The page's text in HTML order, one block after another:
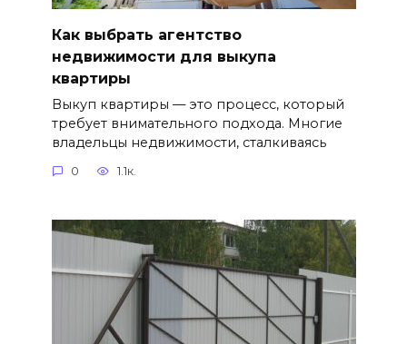
Как выбрать агентство
недвижимости для выкупа
квартиры
Выкуп квартиры — это процесс, который
требует внимательного подхода. Многие
владельцы недвижимости, сталкиваясь
0 1.1к.